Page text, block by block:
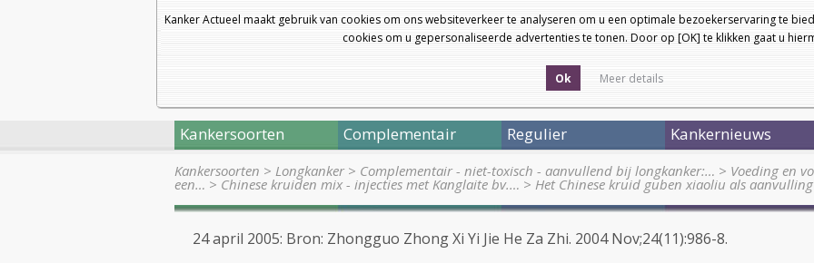
Kanker Actueel maakt gebruik van cookies om ons websiteverkeer te analyseren om u een optimale bezoekerservaring te
cookies om u gepersonaliseerde advertenties te tonen. Door op [OK] te klikken gaat u
Ok Meer details
Kankersoorten Complementair Regulier Kankernieuws
Kankersoorten > Longkanker> Complementair - niet-toxisch - aanvullend bij longkanker:… > Voeding en
een… > Chinese kruiden mix - injecties met Kanglaite bv.… > Het Chinese kruid guben xiaoliu als
24 april 2005: Bron: Zhongguo Zhong Xi Yi Jie He Za Zhi. 2004 Nov;24(11):986-8.